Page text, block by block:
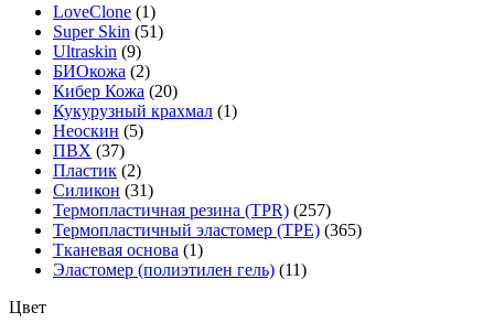
LoveClone (1)
Super Skin (51)
Ultraskin (9)
БИОкожа (2)
Кибер Кожа (20)
Кукурузный крахмал (1)
Неоскин (5)
ПВХ (37)
Пластик (2)
Силикон (31)
Термопластичная резина (TPR) (257)
Термопластичный эластомер (TPE) (365)
Тканевая основа (1)
Эластомер (полиэтилен гель) (11)
Цвет